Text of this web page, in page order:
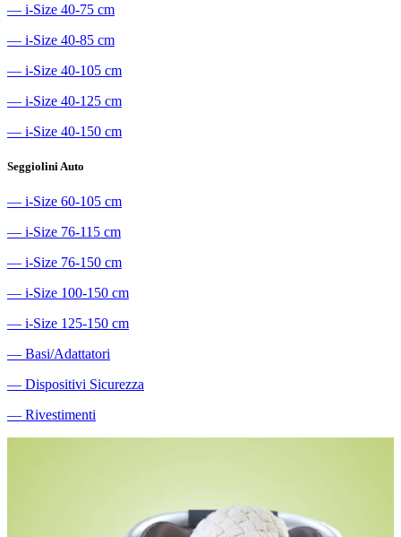
― i-Size 40-75 cm
― i-Size 40-85 cm
― i-Size 40-105 cm
― i-Size 40-125 cm
― i-Size 40-150 cm
Seggiolini Auto
― i-Size 60-105 cm
― i-Size 76-115 cm
― i-Size 76-150 cm
― i-Size 100-150 cm
― i-Size 125-150 cm
― Basi/Adattatori
― Dispositivi Sicurezza
― Rivestimenti